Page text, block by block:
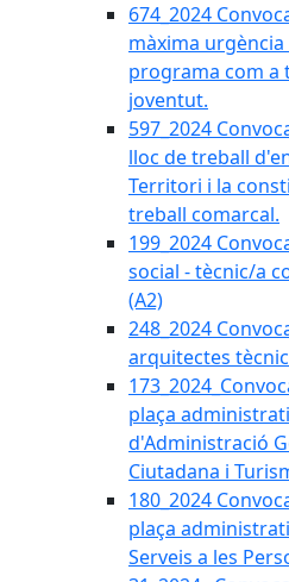
674_2024
màxima
programa com a
joventut.
597_2024
lloc de treball
Territori i la
treball comarcal.
199_2024
social - tècnic/a
(A2)
248_2024
arquitectes
plaça
d'Administració
Ciutadana i
180_2024
plaça
Serveis a les